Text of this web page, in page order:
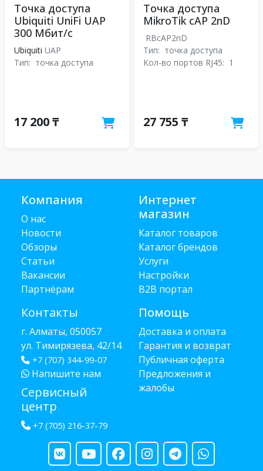
Точка доступа
Ubiquiti UniFi UAP
300 Мбит/с
Ubiquiti UAP
Тип: точка доступа
17 200 ₸
Точка доступа
MikroTik cAP 2nD
RBcAP2nD
Тип: точка доступа
Кол-во портов RJ45: 1
27 755 ₸
Компания
О нас
Новости
Обзоры
Статьи
Вакансии
Партнёрам
Контакты
г. Алматы, 050057
ул. Тимирязева, 42/14
+7 (707) 344-99-07
Напишите нам
Сервисный
центр
+7 (705) 216-37-79
Интернет
магазин
Каталог товаров
Каталог брендов
Услуги
Настройки
B2B портал
Помощь
Доставка и оплата
Гарантия и возврат
Публичная оферта
Предложения и
жалобы